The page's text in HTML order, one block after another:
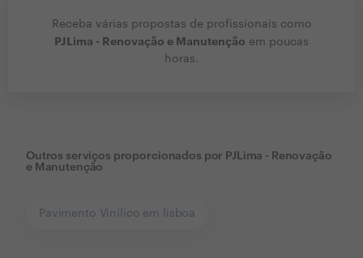
Receba várias propostas de profissionais como
PJLima - Renovação e Manutenção em poucas
horas.
Outros serviços proporcionados por PJLima - Renovação
e Manutenção
Pavimento Vinílico em lisboa